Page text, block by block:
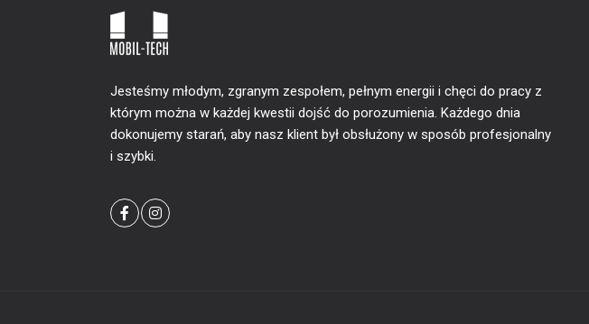
Jesteśmy młodym, zgranym zespołem, pełnym energii i chęci do pracy z
którym można w każdej kwestii dojść do porozumienia. Każdego dnia
dokonujemy starań, aby nasz klient był obsłużony w sposób profesjonalny
i szybki.